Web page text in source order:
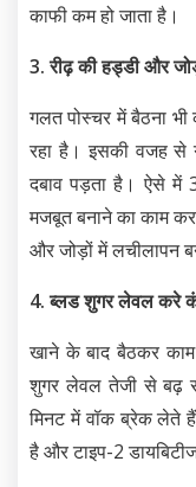
काफी कम हो जाता है।
3. रीढ़ की हड्डी और
गलत पोस्चर में बैठना
रहा है। इसकी वजह से
दबाव पड़ता है। ऐसे में
मजबूत बनाने का काम
और जोड़ों में लचीलापन
4. ब्लड शुगर लेवल करे
खाने के बाद बैठकर
शुगर लेवल तेजी से बढ़
मिनट में वॉक ब्रेक लेते
है और टाइप-2